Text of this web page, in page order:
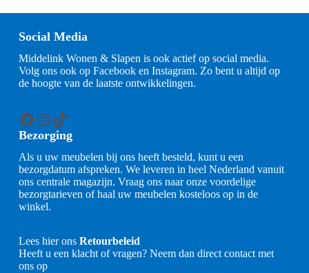
Social Media
Middelink Wonen & Slapen is ook actief op social media.
Volg ons ook op Facebook en Instagram. Zo bent u altijd op
de hoogte van de laatste ontwikkelingen.
Facebook
Instagram
TikTok
Bezorging
Als u uw meubelen bij ons heeft besteld, kunt u een
bezorgdatum afspreken. We leveren in heel Nederland vanuit
ons centrale magazijn. Vraag ons naar onze voordelige
bezorgtarieven of haal uw meubelen kosteloos op in de
winkel.
Lees hier ons Retourbeleid
Heeft u een klacht of vragen? Neem dan direct contact met
ons op